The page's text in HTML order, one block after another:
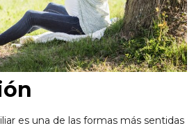
es una de las formas más sentidas